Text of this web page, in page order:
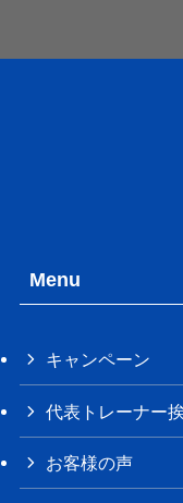
Menu
キャンペーン
代表トレーナー
お客様の声